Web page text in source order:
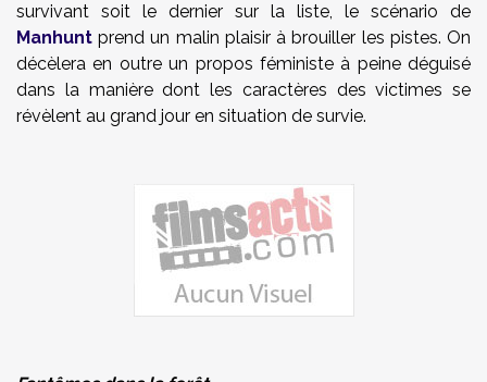
survivant soit le dernier sur la liste, le scénario de
Manhunt prend un malin plaisir à brouiller les pistes. On
décèlera en outre un propos féministe à peine déguisé
dans la manière dont les caractères des victimes se
révèlent au grand jour en situation de survie.